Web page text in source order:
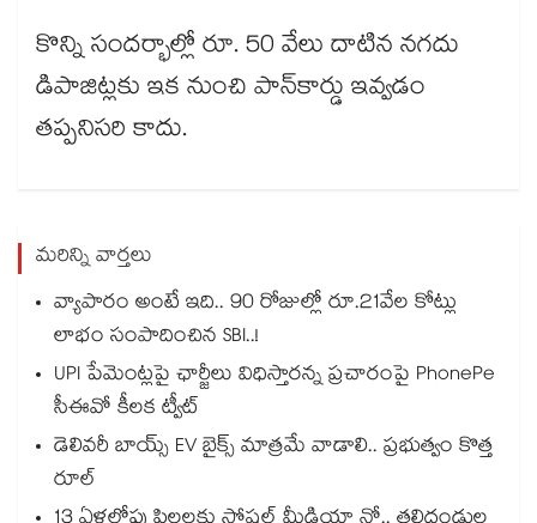
కొన్ని సందర్భాల్లో రూ. 50 వేలు దాటిన నగదు
డిపాజిట్లకు ఇక నుంచి పాన్​కార్డు ఇవ్వడం
తప్పనిసరి కాదు.
మరిన్ని వార్తలు
వ్యాపారం అంటే ఇది.. 90 రోజుల్లో రూ.21వేల కోట్లు
లాభం సంపాదించిన SBI..!
UPI పేమెంట్లపై ఛార్జీలు విధిస్తారన్న ప్రచారంపై PhonePe
సీఈవో కీలక ట్వీట్
డెలివరీ బాయ్స్ EV బైక్స్ మాత్రమే వాడాలి.. ప్రభుత్వం కొత్త
రూల్